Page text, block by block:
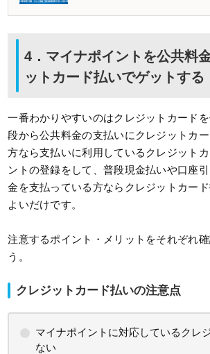
4．マイナポイントを公共料
ットカード払いでゲットする
一番わかりやすいのはクレジットカード
段から公共料金の支払いにクレジットカ
方なら支払いに利用しているクレジット
ントの登録をして、普段現金払いや口座
金を支払っている方ならクレジットカー
よいだけです。
注意するポイント・メリットをそれぞれ
う。
クレジットカード払いの注意点
マイナポイントに対応しているクレ
ない